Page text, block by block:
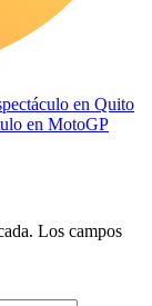
en Quito
en MotoGP
Los campos